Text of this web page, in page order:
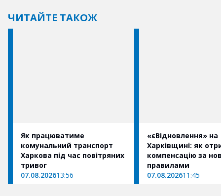
ЧИТАЙТЕ ТАКОЖ
Як працюватиме
комунальний транспорт
Харкова під час повітряних
тривог
07.08.202613:56
«єВідновлення» на
Харківщині: як
компенсацію за
правилами
07.08.202611:45